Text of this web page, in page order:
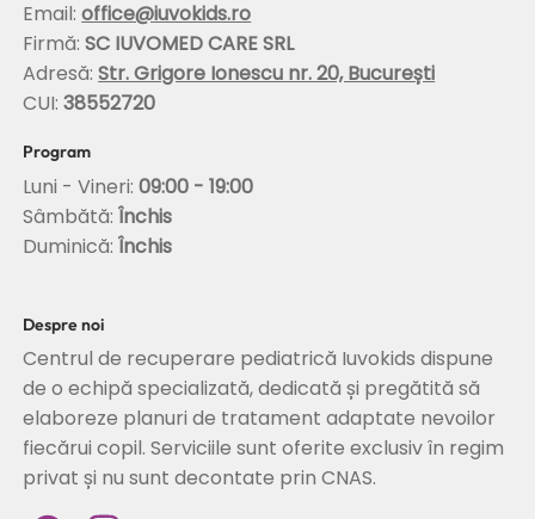
Despre noi
Centrul de recuperare pediatrică Iuvokids dispune
de o echipă specializată, dedicată și pregătită să
elaboreze planuri de tratament adaptate nevoilor
fiecărui copil. Serviciile sunt oferite exclusiv în regim
privat și nu sunt decontate prin CNAS.
Program
Luni - Vineri:09:00 - 19:00
Sâmbătă:Închis
Duminică: Închis
Email:office@iuvokids.ro
Firmă:SC IUVOMED CARE SRL
Adresă:Str. Grigore Ionescu nr. 20, București
CUI:38552720